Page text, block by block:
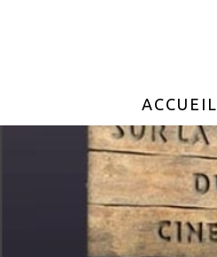
ACCUEIL